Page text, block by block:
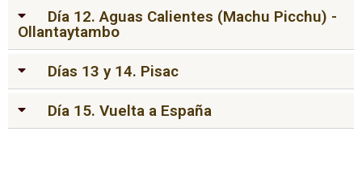
Día 12. Aguas Calientes (Machu Picchu) -
Ollantaytambo
Días 13 y 14. Pisac
Día 15. Vuelta a España